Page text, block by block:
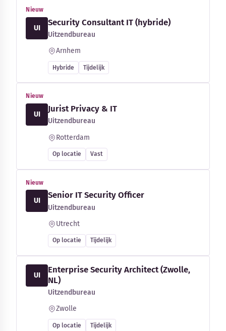
Nieuw
UI
Security Consultant IT (hybride)
Uitzendbureau
Arnhem
Hybride Tijdelijk
Nieuw
UI
Jurist Privacy & IT
Uitzendbureau
Rotterdam
Op locatie Vast
Nieuw
UI
Senior IT Security Officer
Uitzendbureau
Utrecht
Op locatie Tijdelijk
UI
Enterprise Security Architect (Zwolle,
NL)
Uitzendbureau
Zwolle
Op locatie Tijdelijk